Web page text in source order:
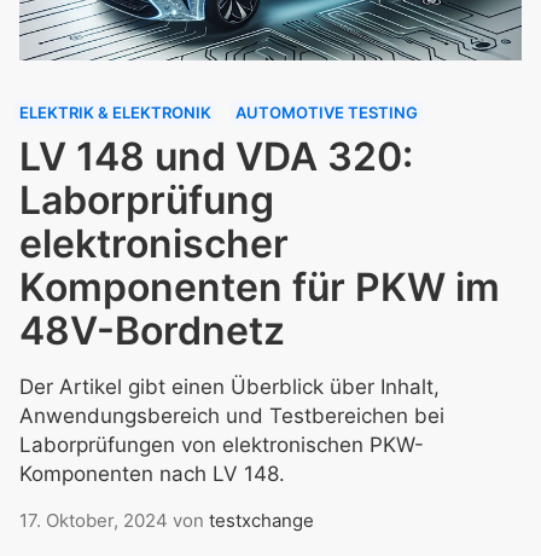
ELEKTRIK & ELEKTRONIK AUTOMOTIVE TESTING
LV 148 und VDA 320:
Laborprüfung
elektronischer
Komponenten für PKW im
48V-Bordnetz
Der Artikel gibt einen Überblick über Inhalt,
Anwendungsbereich und Testbereichen bei
Laborprüfungen von elektronischen PKW-
Komponenten nach LV 148.
17. Oktober, 2024 von testxchange